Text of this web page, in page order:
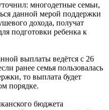
многодетные семьи,
данной мерой поддержки
дохода, получат
подготовки ребенка к
выплаты ведётся с 26
ранее семья пользовалась
то выплата будет
порядке.
бюджета